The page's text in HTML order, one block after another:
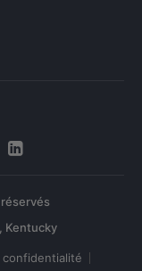
confidentialité